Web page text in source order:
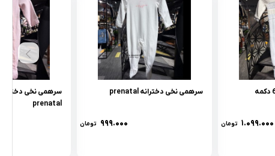
۱.۰۹۹.۰۰۰ تومان
سرهمی نخی دخترانه prenatal
۹۹۹.۰۰۰ تومان
سرهمی نخی
prenatal